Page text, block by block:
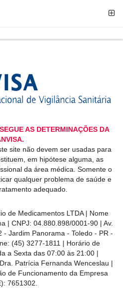
AS DETERMINAÇÕES DA
site não devem ser usadas para
em hipótese alguma, as
da área médica. Somente o
qualquer problema de saúde e
adequado.
de Medicamentos LTDA | Nome
| CNPJ: 04.880.898/0001-90 | Av.
- Jardim Panorama - Toledo - PR -
(45) 3277-1811 | Horário de
a Sexta das 07:00 às 21:00 |
Patrícia Fernanda Wenceslau |
de Funcionamento da Empresa
7651302.